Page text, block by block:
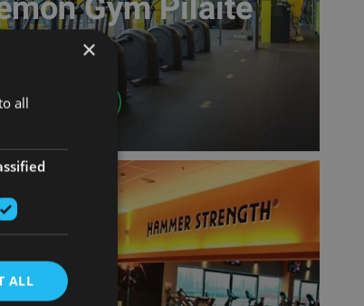
Gym Pilaite
Посмотреть
×
all
ALL